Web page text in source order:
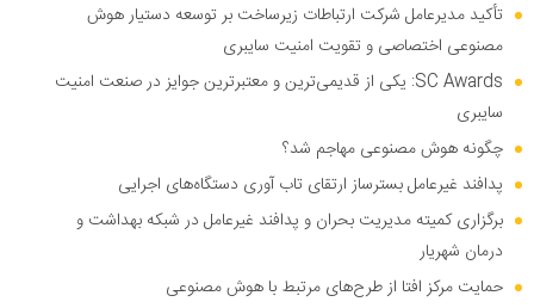
تأکید مدیرعامل شرکت ارتباطات زیرساخت بر توسعه دستیار هوش
مصنوعی اختصاصی و تقویت امنیت سایبری
SC Awards: یکی از قدیمی‌ترین و معتبرترین جوایز در صنعت امنیت
سایبری
چگونه هوش مصنوعی مهاجم شد؟
پدافند غیرعامل بسترساز ارتقای تاب آوری دستگاه‌های اجرایی
برگزاری کمیته مدیریت بحران و پدافند غیرعامل در شبکه بهداشت و
درمان شهریار
حمایت مرکز افتا از طرح‌های مرتبط با هوش مصنوعی